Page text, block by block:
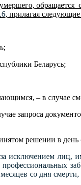
, прилагая
Беларусь;
– в случае
запроса
решении в день
исключением
и
со дня